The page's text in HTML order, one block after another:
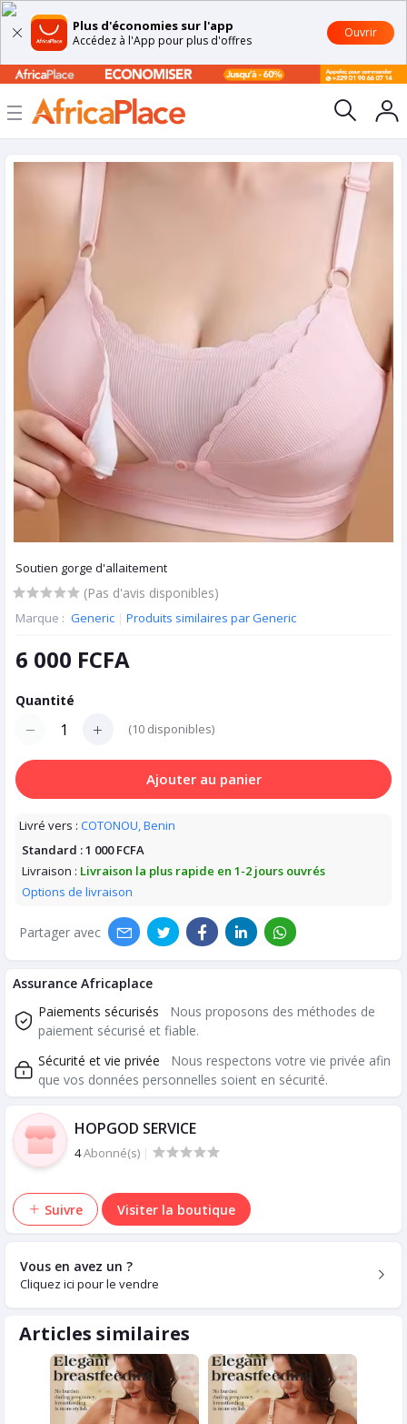
Plus d'économies sur l'app
Accédez à l'App pour plus d'offres
Ouvrir
Soutien gorge d'allaitement
(Pas d'avis disponibles)
Marque : Generic | Produits similaires par Generic
6 000 FCFA
Quantité
(10 disponibles)
Ajouter au panier
Livré vers : COTONOU, Benin
Standard :1 000 FCFA
Livraison : Livraison la plus rapide en 1-2 jours ouvrés
Options de livraison
Partager avec
Assurance Africaplace
Paiements sécurisés
Nous proposons des méthodes de
paiement sécurisé et fiable.
Sécurité et vie privée
Nous respectons votre vie privée afin
que vos données personnelles soient en sécurité.
HOPGOD SERVICE
4Abonné(s) |
Suivre Visiter la boutique
Vous en avez un ?
Cliquez ici pour le vendre
Articles similaires